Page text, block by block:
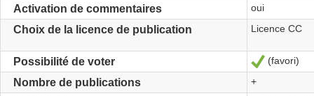
Activation de commentaires oui
Choix de la licence de publication Licence CC
Possibilité de voter Ja
(favori)
Nombre de publications +